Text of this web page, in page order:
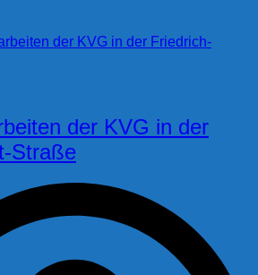
der KVG in der
Straße